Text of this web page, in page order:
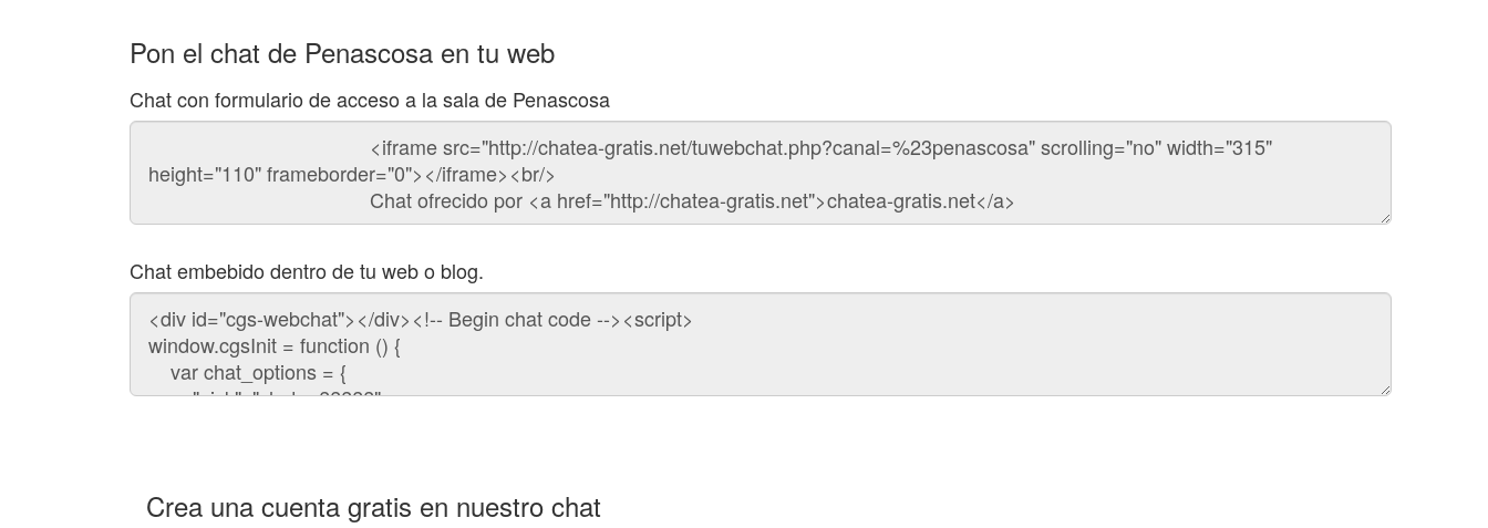
Pon el chat de Penascosa en tu web
Chat con formulario de acceso a la sala de Penascosa
Código
chat
Chat embebido dentro de tu web o blog.
Código
para
embeber
chat
Crea una cuenta gratis en nuestro chat